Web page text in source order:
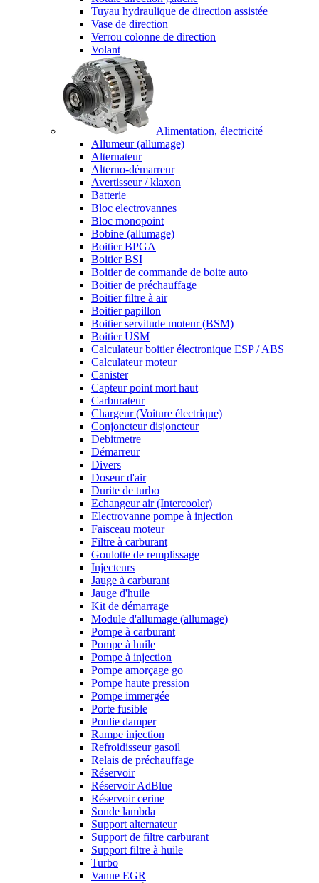
Tuyau hydraulique de direction assistée
Vase de direction
Verrou colonne de direction
Volant
Alimentation, électricité
Allumeur (allumage)
Alternateur
Alterno-démarreur
Avertisseur / klaxon
Batterie
Bloc electrovannes
Bloc monopoint
Bobine (allumage)
Boitier BPGA
Boitier BSI
Boitier de commande de boite auto
Boitier de préchauffage
Boitier filtre à air
Boitier papillon
Boitier servitude moteur (BSM)
Boitier USM
Calculateur boitier électronique ESP / ABS
Calculateur moteur
Canister
Capteur point mort haut
Carburateur
Chargeur (Voiture électrique)
Conjoncteur disjoncteur
Debitmetre
Démarreur
Divers
Doseur d'air
Durite de turbo
Echangeur air (Intercooler)
Electrovanne pompe à injection
Faisceau moteur
Filtre à carburant
Goulotte de remplissage
Injecteurs
Jauge à carburant
Jauge d'huile
Kit de démarrage
Module d'allumage (allumage)
Pompe à carburant
Pompe à huile
Pompe à injection
Pompe amorçage go
Pompe haute pression
Pompe immergée
Porte fusible
Poulie damper
Rampe injection
Refroidisseur gasoil
Relais de préchauffage
Réservoir
Réservoir AdBlue
Réservoir cerine
Sonde lambda
Support alternateur
Support de filtre carburant
Support filtre à huile
Turbo
Vanne EGR